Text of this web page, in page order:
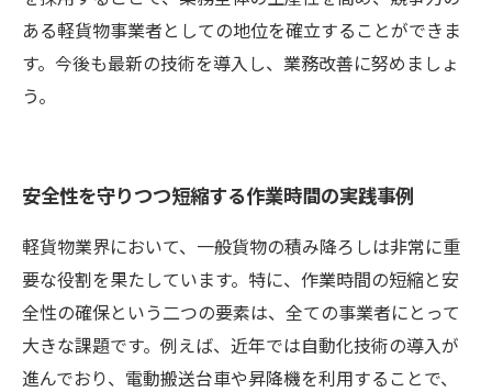
ある軽貨物事業者としての地位を確立することができま
す。今後も最新の技術を導入し、業務改善に努めましょ
う。
安全性を守りつつ短縮する作業時間の実践事例
軽貨物業界において、一般貨物の積み降ろしは非常に重
要な役割を果たしています。特に、作業時間の短縮と安
全性の確保という二つの要素は、全ての事業者にとって
大きな課題です。例えば、近年では自動化技術の導入が
進んでおり、電動搬送台車や昇降機を利用することで、